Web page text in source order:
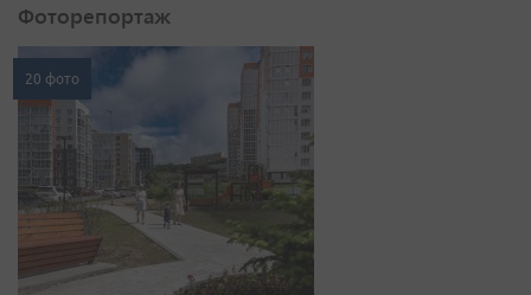
Фоторепортаж
20 фото